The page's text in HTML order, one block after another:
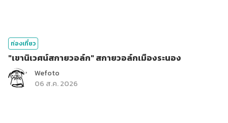
ท่องเที่ยว
"เขานิเวศน์สกายวอล์ก" สกายวอล์กเมืองระนอง
Wefoto
06 ส.ค. 2026